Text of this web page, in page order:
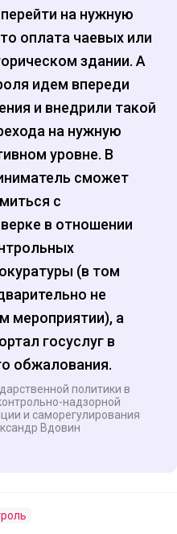
на нужную
оплата чаевых или
здании. А
идем впереди
и внедрили такой
на нужную
уровне. В
сможет
с
в отношении
(в том
не
мероприятии), а
госуслуг в
обжалования.
политики в
надзорной
и саморегулирования
Вдовин